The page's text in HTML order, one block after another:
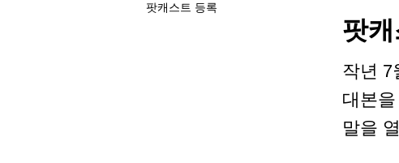
팟
작년 7
대본
말을
팟캐스트 등록